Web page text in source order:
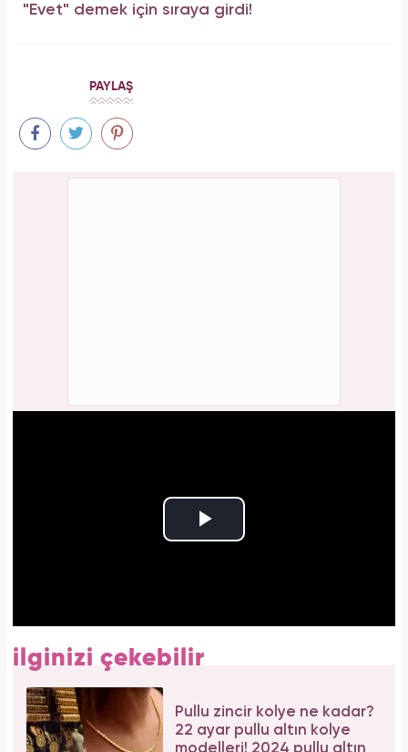
"Evet" demek için sıraya girdi!
PAYLAŞ
ilginizi çekebilir
Pullu zincir kolye ne kadar?
22 ayar pullu altın kolye
modelleri! 2024 pullu altın